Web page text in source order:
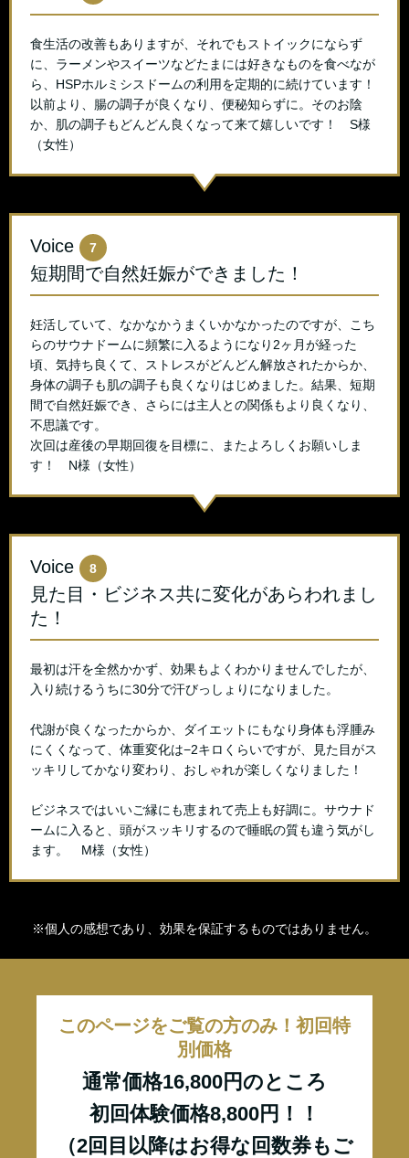
食生活の改善もありますが、それでもストイックにならず
に、ラーメンやスイーツなどたまには好きなものを食べなが
ら、HSPホルミシスドームの利用を定期的に続けています！
以前より、腸の調子が良くなり、便秘知らずに。そのお陰
か、肌の調子もどんどん良くなって来て嬉しいです！ S様
（女性）
Voice 7
短期間で自然妊娠ができました！
妊活していて、なかなかうまくいかなかったのですが、こち
らのサウナドームに頻繁に入るようになり2ヶ月が経った
頃、気持ち良くて、ストレスがどんどん解放されたからか、
身体の調子も肌の調子も良くなりはじめました。結果、短期
間で自然妊娠でき、さらには主人との関係もより良くなり、
不思議です。
次回は産後の早期回復を目標に、またよろしくお願いしま
す！ N様（女性）
Voice 8
見た目・ビジネス共に変化があらわれまし
た！
最初は汗を全然かかず、効果もよくわかりませんでしたが、
入り続けるうちに30分で汗びっしょりになりました。
代謝が良くなったからか、ダイエットにもなり身体も浮腫み
にくくなって、体重変化は−2キロくらいですが、見た目がス
ッキリしてかなり変わり、おしゃれが楽しくなりました！
ビジネスではいいご縁にも恵まれて売上も好調に。サウナド
ームに入ると、頭がスッキリするので睡眠の質も違う気がし
ます。 M様（女性）
※個人の感想であり、効果を保証するものではありません。
このページをご覧の方のみ！初回特
別価格
通常価格16,800円のところ
初回体験価格8,800円！！
（2回目以降はお得な回数券もご